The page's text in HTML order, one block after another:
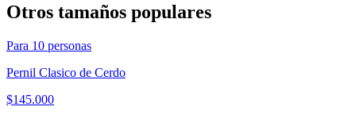
Otros tamaños populares
Para 10 personas
Pernil Clasico de Cerdo
$145.000